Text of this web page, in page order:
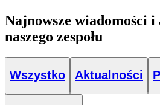
Najnowsze wiadomości
naszego zespołu
Wszystko Aktualności